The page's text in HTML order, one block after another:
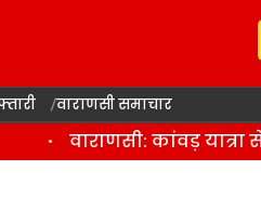
वाराणसी समाचार
वाराणसी: कांवड़ यात्रा